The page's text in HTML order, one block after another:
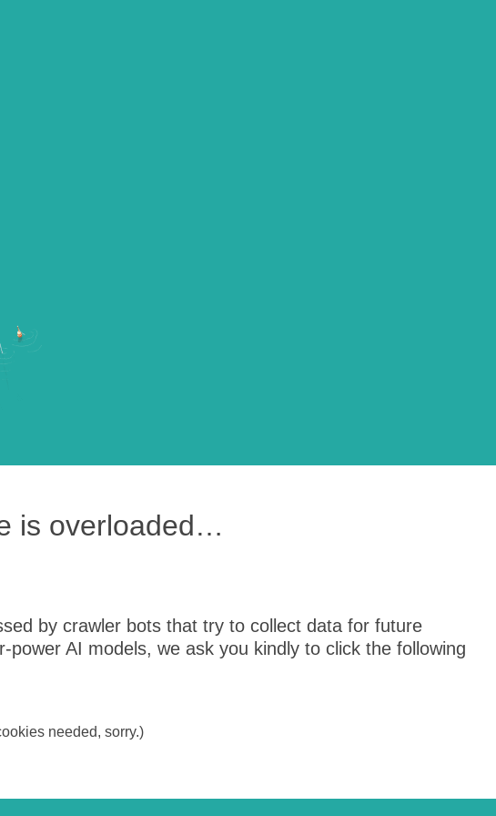
is overloaded…
by crawler bots that try to collect data for future
power AI models, we ask you kindly to click the following
needed, sorry.)